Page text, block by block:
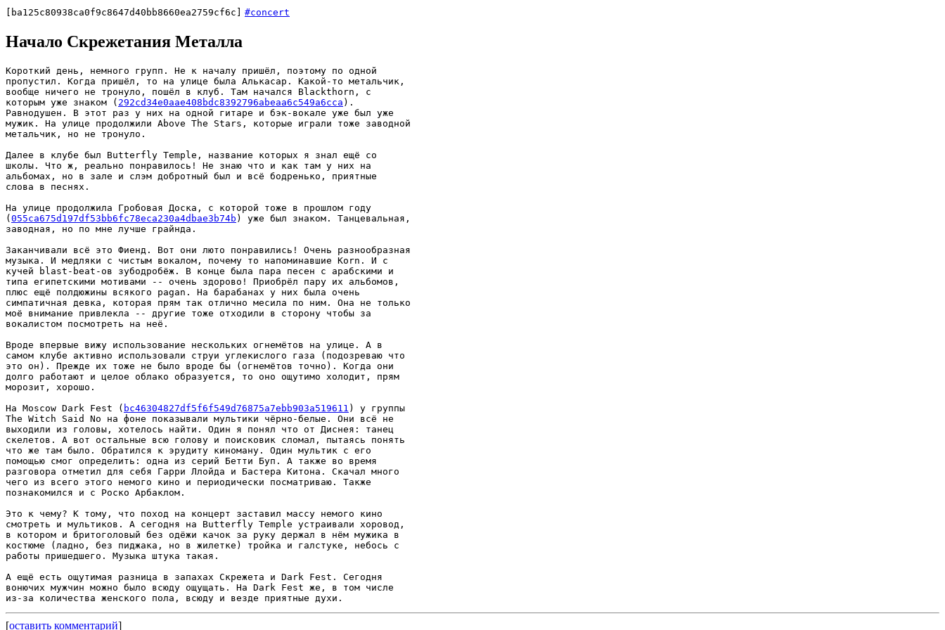
[ba125c80938ca0f9c8647d40bb8660ea2759cf6c] #concert
Начало Скрежетания Металла
Короткий день, немного групп. Не к началу пришёл, поэтому по одной
пропустил. Когда пришёл, то на улице была Алькасар. Какой-то метальчик,
вообще ничего не тронуло, пошёл в клуб. Там начался Blackthorn, с
которым уже знаком ( 292cd34e0aae408bdc8392796abeaa6c549a6cca ).
Равнодушен. В этот раз у них на одной гитаре и бэк-вокале уже был уже
мужик. На улице продолжили Above The Stars, которые играли тоже заводной
метальчик, но не тронуло.
Далее в клубе был Butterfly Temple, название которых я знал ещё со
школы. Что ж, реально понравилось! Не знаю что и как там у них на
альбомах, но в зале и слэм добротный был и всё бодренько, приятные
слова в песнях.
На улице продолжила Гробовая Доска, с которой тоже в прошлом году
( 055ca675d197df53bb6fc78eca230a4dbae3b74b ) уже был знаком. Танцевальная,
заводная, но по мне лучше грайнда.
Заканчивали всё это Фиенд. Вот они люто понравились! Очень разнообразная
музыка. И медляки с чистым вокалом, почему то напоминавшие Korn. И с
кучей blast-beat-ов зубодробёж. В конце была пара песен с арабскими и
типа египетскими мотивами -- очень здорово! Приобрёл пару их альбомов,
плюс ещё полдюжины всякого pagan. На барабанах у них была очень
симпатичная девка, которая прям так отлично месила по ним. Она не только
моё внимание привлекла -- другие тоже отходили в сторону чтобы за
вокалистом посмотреть на неё.
Вроде впервые вижу использование нескольких огнемётов на улице. А в
самом клубе активно использовали струи углекислого газа (подозреваю что
это он). Прежде их тоже не было вроде бы (огнемётов точно). Когда они
долго работают и целое облако образуется, то оно ощутимо холодит, прям
морозит, хорошо.
На Moscow Dark Fest ( bc46304827df5f6f549d76875a7ebb903a519611 ) у группы
The Witch Said No на фоне показывали мультики чёрно-белые. Они всё не
выходили из головы, хотелось найти. Один я понял что от Диснея: танец
скелетов. А вот остальные всю голову и поисковик сломал, пытаясь понять
что же там было. Обратился к эрудиту киноману. Один мультик с его
помощью смог определить: одна из серий Бетти Буп. А также во время
разговора отметил для себя Гарри Ллойда и Бастера Китона. Скачал много
чего из всего этого немого кино и периодически посматриваю. Также
познакомился и с Роско Арбаклом.
Это к чему? К тому, что поход на концерт заставил массу немого кино
смотреть и мультиков. А сегодня на Butterfly Temple устраивали хоровод,
в котором и бритоголовый без одёжи качок за руку держал в нём мужика в
костюме (ладно, без пиджака, но в жилетке) тройка и галстуке, небось с
работы пришедшего. Музыка штука такая.
А ещё есть ощутимая разница в запахах Скрежета и Dark Fest. Сегодня
вонючих мужчин можно было всюду ощущать. На Dark Fest же, в том числе
[оставить комментарий]